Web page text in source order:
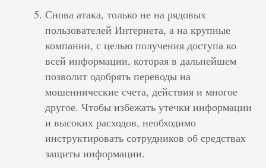
Снова атака, только не на рядовых
пользователей Интернета, а на крупные
компании, с целью получения доступа ко
всей информации, которая в дальнейшем
позволит одобрять переводы на
мошеннические счета, действия и многое
другое. Чтобы избежать утечки информации
и высоких расходов, необходимо
инструктировать сотрудников об средствах
защиты информации.